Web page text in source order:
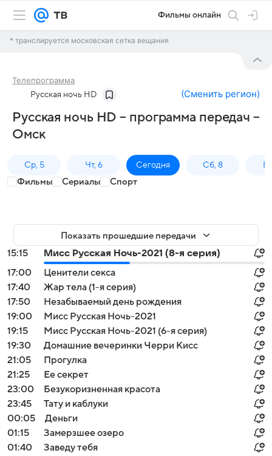
Фильмы онлайн
* транслируется московская сетка вещания
Телепрограмма
Русская ночь HD (Сменить регион)
Русская ночь HD – программа передач –
Омск
Ср, 5 Чт, 6 Сегодня Сб, 8
Фильмы Сериалы Спорт
Показать прошедшие передачи
15:15
Мисс Русская Ночь-2021 (8-я серия)
17:00
Ценители секса
17:40
Жар тела (1-я серия)
17:50
Незабываемый день рождения
19:00
Мисс Русская Ночь-2021
19:15
Мисс Русская Ночь-2021 (6-я серия)
19:30
Домашние вечеринки Черри Кисс
21:05
Прогулка
21:25
Ее секрет
23:00
Безукоризненная красота
23:45
Тату и каблуки
00:05
Деньги
01:15
Замерзшее озеро
01:40
Заведу тебя